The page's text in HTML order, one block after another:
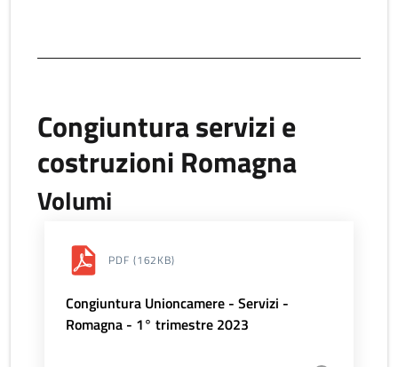
Congiuntura servizi e
costruzioni Romagna
Volumi
PDF (162KB)
Congiuntura Unioncamere - Servizi -
Romagna - 1° trimestre 2023